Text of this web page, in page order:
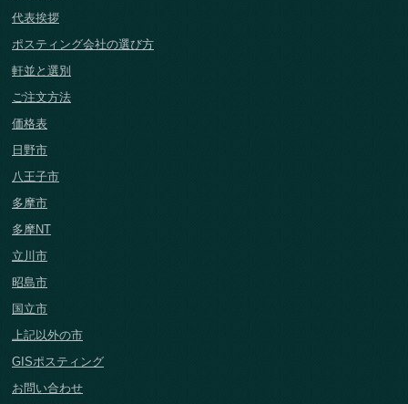
代表挨拶
ポスティング会社の選び方
軒並と選別
ご注文方法
価格表
日野市
八王子市
多摩市
多摩NT
立川市
昭島市
国立市
上記以外の市
GISポスティング
お問い合わせ